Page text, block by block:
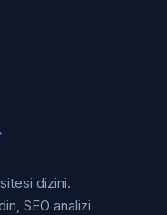
dizini.
SEO analizi